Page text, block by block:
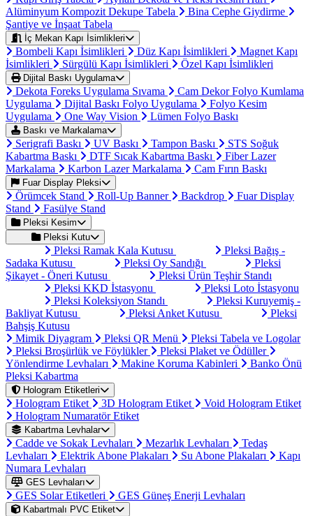
Alüminyum Kompozit Dekupe Tabela
Bina Cephe Giydirme
Şantiye ve İnşaat Tabela
İç Mekan Kapı İsimlikleri
Bombeli Kapı İsimlikleri Düz Kapı İsimlikleri
Magnet Kapı
İsimlikleri
Sürgülü Kapı İsimlikleri Özel Kapı İsimlikleri
Dijital Baskı Uygulama
Dekota Foreks Uygulama Sıvama
Cam Dekor Folyo Kumlama
Uygulama
Dijital Baskı Folyo Uygulama
Folyo Kesim
Uygulama
One Way Vision Lümen Folyo Baskı
Baskı ve Markalama
Serigrafi Baskı UV Baskı Tampon Baskı
STS Soğuk
Kabartma Baskı
DTF Sıcak Kabartma Baskı
Fiber Lazer
Markalama
Karbon Lazer Markalama Cam Fırın Baskı
Fuar Display Pleksi
Örümcek Stand Roll-Up Banner Backdrop
Fuar Display
Stand
Fasülye Stand
Pleksi Kesim
Pleksi Kutu
Pleksi Ramak Kala Kutusu
Pleksi Bağış -
Sadaka Kutusu
Pleksi Oy Sandığı
Pleksi
Şikayet - Öneri Kutusu
Pleksi Ürün Teşhir Standı
Pleksi KKD İstasyonu
Pleksi Loto İstasyonu
Pleksi Koleksiyon Standı
Pleksi Kuruyemiş -
Bakliyat Kutusu
Pleksi Anket Kutusu
Pleksi
Bahşiş Kutusu
Mimik Diyagram
Pleksi QR Menü
Pleksi Tabela ve Logolar
Pleksi Broşürlük ve Föylükler
Pleksi Plaket ve Ödüller
Yönlendirme Levhaları
Makine Koruma Kabinleri
Banko Önü
Pleksi Kabartma
Hologram Etiketleri
Hologram Etiket 3D Hologram Etiket
Void Hologram Etiket
Hologram Numaratör Etiket
Kabartma Levhalar
Cadde ve Sokak Levhaları Mezarlık Levhaları
Tedaş
Levhaları
Elektrik Abone Plakaları Su Abone Plakaları
Kapı
Numara Levhaları
GES Levhaları
GES Solar Etiketleri GES Güneş Enerji Levhaları
Kabartmalı PVC Etiket